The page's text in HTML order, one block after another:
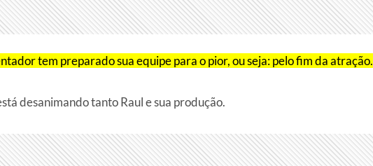
tem preparado sua equipe para o pior, ou seja: pelo fim da atração.
desanimando tanto Raul e sua produção.